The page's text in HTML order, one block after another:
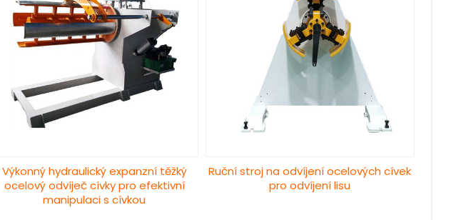
Výkonný hydraulický expanzní těžký
ocelový odvíječ cívky pro efektivní
manipulaci s cívkou
Ruční stroj na odvíjení ocelových cívek
pro odvíjení lisu